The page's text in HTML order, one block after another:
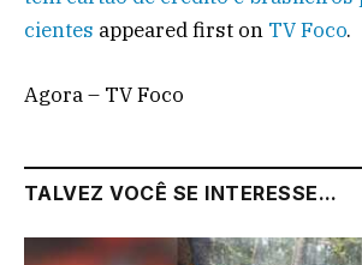
cientes appeared first on TV Foco.
Agora – TV Foco
TALVEZ VOCÊ SE INTERESSE...